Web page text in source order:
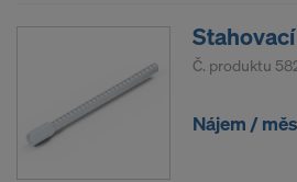
Č. produktu
Nájem /